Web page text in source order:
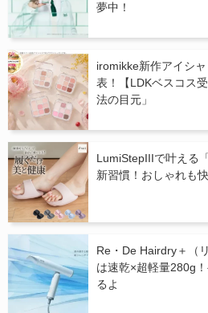
夢中！
iromikke新作アイシ
表！【LDKベスコス
法の目元」
LumiStepIIIで叶える
新習慣！おしゃれも
Re・De Hairdry＋（
は速乾×超軽量280g
るよ